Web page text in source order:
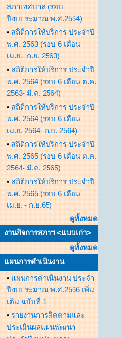
สภาเทศบาล (รอบ
ปีงบประมาณ พ.ศ.2564)
• สถิติการให้บริการ ประจำปี
พ.ศ. 2563 (รอบ 6 เดือน
เม.ย.- ก.ย. 2563)
• สถิติการให้บริการ ประจำปี
พ.ศ. 2564 (รอบ 6 เดือน ต.ค.
2563- มี.ค. 2564)
• สถิติการให้บริการ ประจำปี
พ.ศ. 2564 (รอบ 6 เดือน
เม.ย. 2564- ก.ย. 2564)
• สถิติการให้บริการ ประจำปี
พ.ศ. 2565 (รอบ 6 เดือน ต.ค.
2564- มี.ค. 2565)
• สถิติการให้บริการ ประจำปี
พ.ศ. 2565 (รอบ 6 เดือน
เม.ย. - ก.ย.65)
ดูทั้งหมด
งานกิจการสภาฯ <แบบเก่า>
ดูทั้งหมด
แผนการดำเนินงาน
• แผนการดำเนินงาน ประจำ
ปีงบประมาณ พ.ศ.2566 เพิ่ม
เติม ฉบับที่ 1
• รายงานการติดตามและ
ประเมินผลแผนพัฒนา